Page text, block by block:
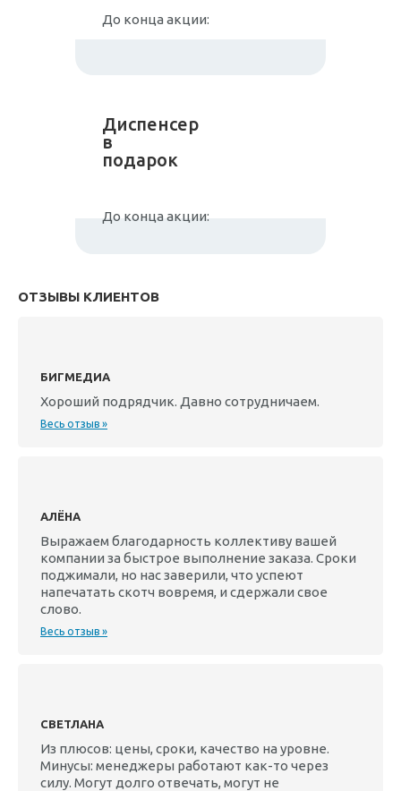
До конца акции:
Диспенсер
в
подарок
До конца акции:
ОТЗЫВЫ КЛИЕНТОВ
БИГМЕДИА
Хороший подрядчик. Давно сотрудничаем.
Весь отзыв »
АЛЁНА
Выражаем благодарность коллективу вашей
компании за быстрое выполнение заказа. Сроки
поджимали, но нас заверили, что успеют
напечатать скотч вовремя, и сдержали свое
слово.
Весь отзыв »
СВЕТЛАНА
Из плюсов: цены, сроки, качество на уровне.
Минусы: менеджеры работают как-то через
силу. Могут долго отвечать, могут не